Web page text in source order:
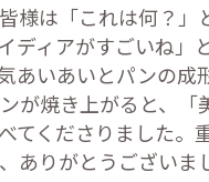
様は「これは何？」
ディアがすごいね」
あいあいとパンの成
が焼き上がると、「
てくださりました。
ありがとうございま